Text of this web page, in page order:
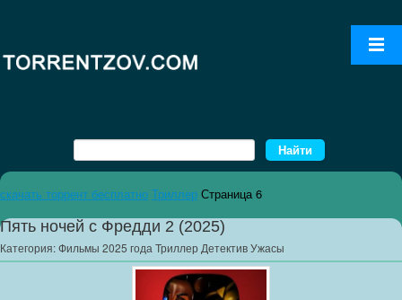
скачать торрент бесплатно Триллер Страница 6
Пять ночей с Фредди 2 (2025)
Категория:Фильмы 2025 года Триллер Детектив Ужасы